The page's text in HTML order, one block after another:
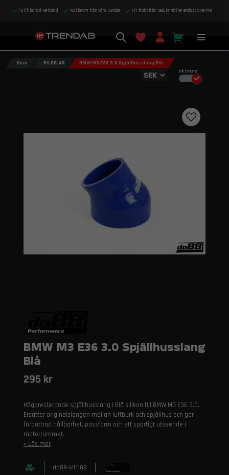
Fullfjädrad verkstad 4,8 i betyg från våra kunder Fri frakt från 1995 kr gäller endast Sverige
Inkl.moms
Hem BILDELAR BMW M3 E36 3.0 Spjällhusslang Blå
BMW M3 E36 3.0 Spjällhusslang
Blå
295 kr
Högpresterande spjällhusslang i Blå silikon till BMW M3 E36 3.0.
Ersätter originalslangen mellan luftburk och spjällhus och ger
förbättrad hållbarhet, passform och ett sportigt utseende i
motorrummet.
Läs mer
do88-kit110B